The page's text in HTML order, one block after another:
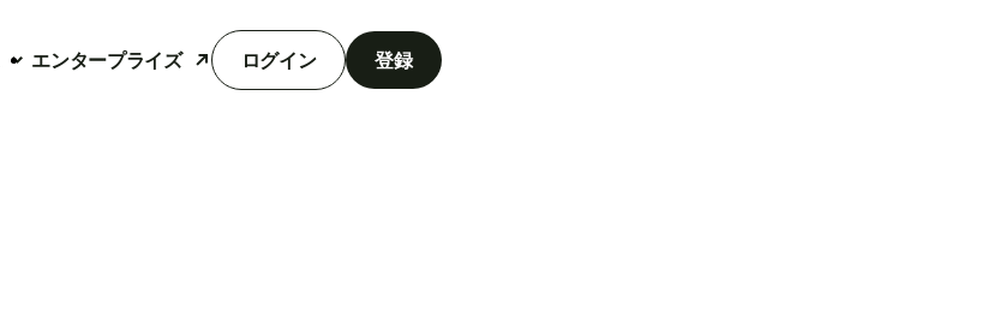
エンタープライズ ログイン 登録